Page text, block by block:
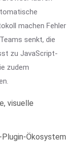
machen Fehler
senkt, die
zu JavaScript-
zudem
visuelle
Ökosystem